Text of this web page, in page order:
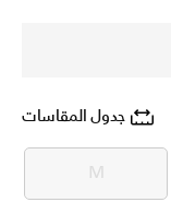
جدول المقاسات
M
M